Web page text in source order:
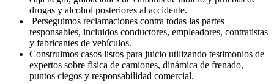
drogas y alcohol posteriores al accidente.
Perseguimos reclamaciones contra todas las partes
responsables, incluidos conductores, empleadores, contratistas
y fabricantes de vehículos.
Construimos casos listos para juicio utilizando testimonios de
expertos sobre física de camiones, dinámica de frenado,
puntos ciegos y responsabilidad comercial.